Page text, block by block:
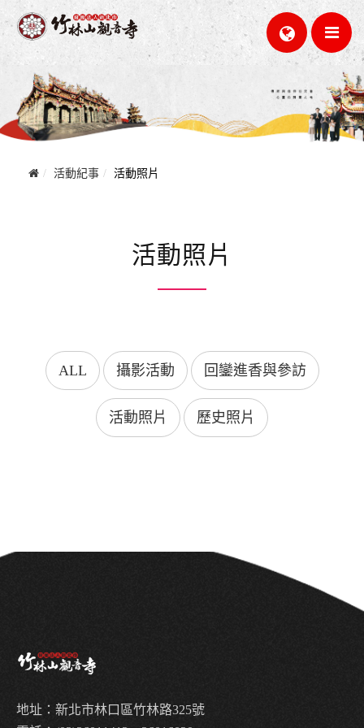
活動紀事 活動照片
活動照片
ALL 攝影活動 回鑾進香與參訪
活動照片 歷史照片
地址：新北市林口區竹林路325號